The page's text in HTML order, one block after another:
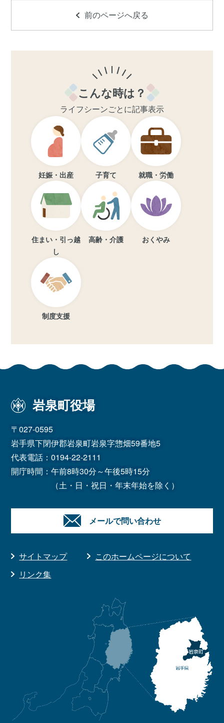
前のページへ戻る
こんな時は？
ライフシーンごとに記事表示
妊娠・出産 子育て 就職・労働
住まい・引っ越
し
高齢・介護 おくやみ
制度支援
岩泉町役場
〒027-0595
岩手県下閉伊郡岩泉町岩泉字惣畑59番地5
代表電話：0194-22-2111
開庁時間：午前8時30分～午後5時15分
（土・日・祝日・年末年始を除く）
メールで問い合わせ
サイトマップ
このホームページについて
リンク集